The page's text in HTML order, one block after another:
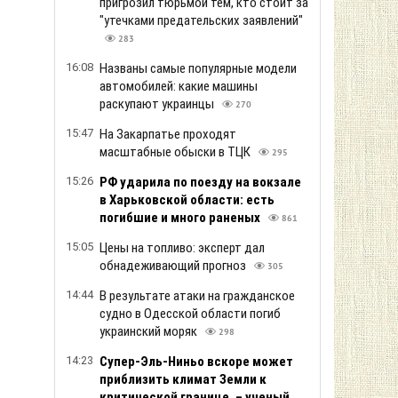
"утечками предательских заявлений"
283
16:08 Названы самые популярные модели
автомобилей: какие машины
раскупают украинцы
270
15:47 На Закарпатье проходят
масштабные обыски в ТЦК
295
15:26 РФ ударила по поезду на вокзале
в Харьковской области: есть
погибшие и много раненых
861
15:05 Цены на топливо: эксперт дал
обнадеживающий прогноз
305
14:44 В результате атаки на гражданское
судно в Одесской области погиб
украинский моряк
298
14:23 Супер-Эль-Ниньо вскоре может
приблизить климат Земли к